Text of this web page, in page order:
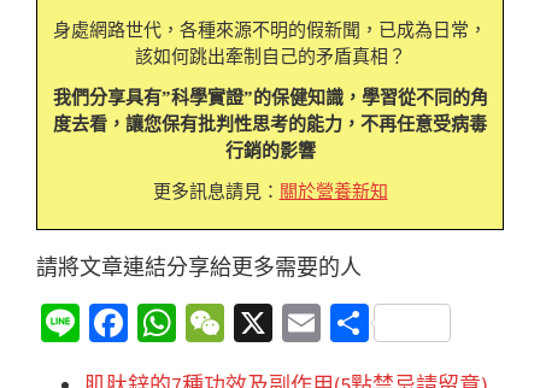
身處網路世代，各種來源不明的假新聞，已成為日常，
該如何跳出牽制自己的矛盾真相？
我們分享具有”科學實證”的保健知識，學習從不同的角
度去看，讓您保有批判性思考的能力，不再任意受病毒
行銷的影響
更多訊息請見： 關於營養新知
請將文章連結分享給更多需要的人
Li Fa
ce
W
h
W
e
X
E
分
享